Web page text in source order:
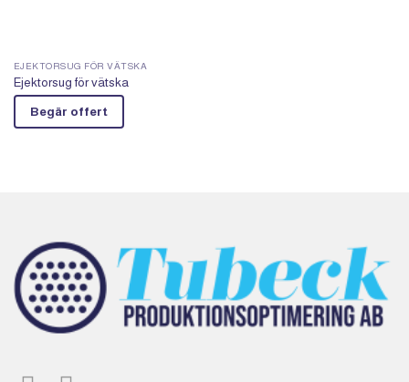
EJEKTORSUG FÖR VÄTSKA
Ejektorsug för vätska
Begär offert